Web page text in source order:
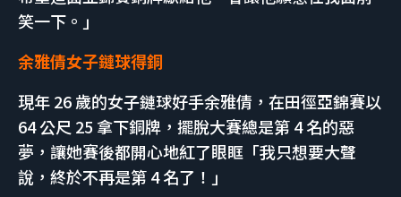
笑一下。」
余雅倩女子鏈球得銅
現年 26 歲的女子鏈球好手余雅倩，在田徑亞錦賽以
64 公尺 25 拿下銅牌，擺脫大賽總是第 4 名的惡
夢，讓她賽後都開心地紅了眼眶「我只想要大聲
說，終於不再是第 4 名了！」